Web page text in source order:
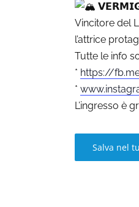
Vincitore del
l’attrice
Tutte le info
* https://
*
L’ingresso è
Salva nel